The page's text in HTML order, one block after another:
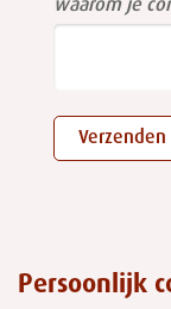
waarom je
Verzenden
Persoonlijk